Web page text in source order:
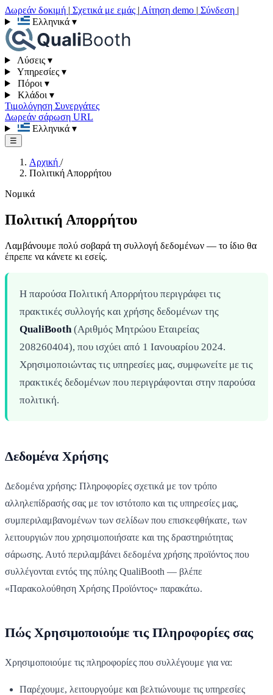
Δωρεάν δοκιμή | Σχετικά με εμάς | Αίτηση demo | Σύνδεση |
Ελληνικά ▾
Λύσεις ▾
Υπηρεσίες ▾
Πόροι ▾
Κλάδοι ▾
Τιμολόγηση Συνεργάτες
Δωρεάν σάρωση URL
Ελληνικά ▾
☰
Αρχική /
Πολιτική Απορρήτου
Νομικά
Πολιτική Απορρήτου
Λαμβάνουμε πολύ σοβαρά τη συλλογή δεδομένων — το ίδιο θα
έπρεπε να κάνετε κι εσείς.
Η παρούσα Πολιτική Απορρήτου περιγράφει τις
πρακτικές συλλογής και χρήσης δεδομένων της
QualiBooth (Αριθμός Μητρώου Εταιρείας
208260404), που ισχύει από 1 Ιανουαρίου 2024.
Χρησιμοποιώντας τις υπηρεσίες μας, συμφωνείτε με τις
πρακτικές δεδομένων που περιγράφονται στην παρούσα
πολιτική.
Δεδομένα Χρήσης
Δεδομένα χρήσης: Πληροφορίες σχετικά με τον τρόπο
αλληλεπίδρασής σας με τον ιστότοπο και τις υπηρεσίες μας,
συμπεριλαμβανομένων των σελίδων που επισκεφθήκατε, των
λειτουργιών που χρησιμοποιήσατε και της δραστηριότητας
σάρωσης. Αυτό περιλαμβάνει δεδομένα χρήσης προϊόντος που
συλλέγονται εντός της πύλης QualiBooth — βλέπε
«Παρακολούθηση Χρήσης Προϊόντος» παρακάτω.
Πώς Χρησιμοποιούμε τις Πληροφορίες σας
Χρησιμοποιούμε τις πληροφορίες που συλλέγουμε για να:
Παρέχουμε, λειτουργούμε και βελτιώνουμε τις υπηρεσίες